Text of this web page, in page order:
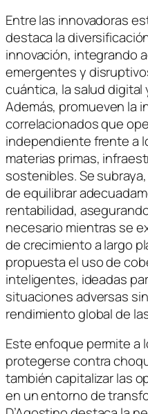
Entre las innovadoras
destaca la
innovación, integrando
emergentes y
cuántica, la salud digital
Además, promueven la
correlacionados que
independiente frente a
materias primas,
sostenibles. Se
de equilibrar
rentabilidad,
necesario mientras se
de crecimiento a largo
propuesta el uso de
inteligentes, ideadas
situaciones adversas
rendimiento global de
Este enfoque permite a
protegerse contra
también capitalizar las
en un entorno de